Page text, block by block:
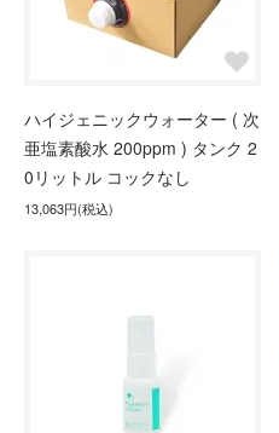
ハイジェニックウォーター ( 次
亜塩素酸水 200ppm ) タンク 2
0リットル コックなし
13,063円(税込)